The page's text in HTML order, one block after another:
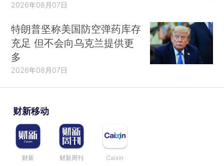
2026年08月07日
特朗普坚称美国防空弹药库存
充足 但不会向乌克兰提供更
多
2026年08月07日
财新移动
财新 财新周刊 Caixin